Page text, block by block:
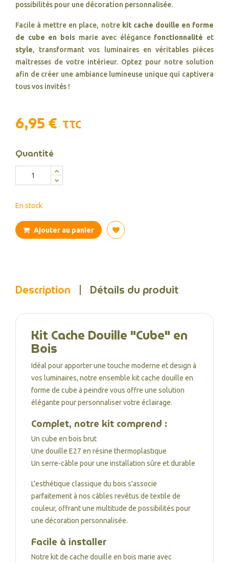
possibilités pour une décoration personnalisée.
Facile à mettre en place, notre kit cache douille en forme
de cube en bois marie avec élégance fonctionnalité et
style, transformant vos luminaires en véritables pièces
maîtresses de votre intérieur. Optez pour notre solution
afin de créer une ambiance lumineuse unique qui captivera
tous vos invités !
6,95 € TTC
Quantité
En stock
Ajouter au panier
Description Détails du produit
Kit Cache Douille "Cube" en
Bois
Idéal pour apporter une touche moderne et design à
vos luminaires, notre ensemble kit cache douille en
forme de cube à peindre vous offre une solution
élégante pour personnaliser votre éclairage.
Complet, notre kit comprend :
Un cube en bois brut
Une douille E27 en résine thermoplastique
Un serre-câble pour une installation sûre et durable
L'esthétique classique du bois s'associe
parfaitement à nos câbles revêtus de textile de
couleur, offrant une multitude de possibilités pour
une décoration personnalisée.
Facile à installer
Notre kit de cache douille en bois marie avec